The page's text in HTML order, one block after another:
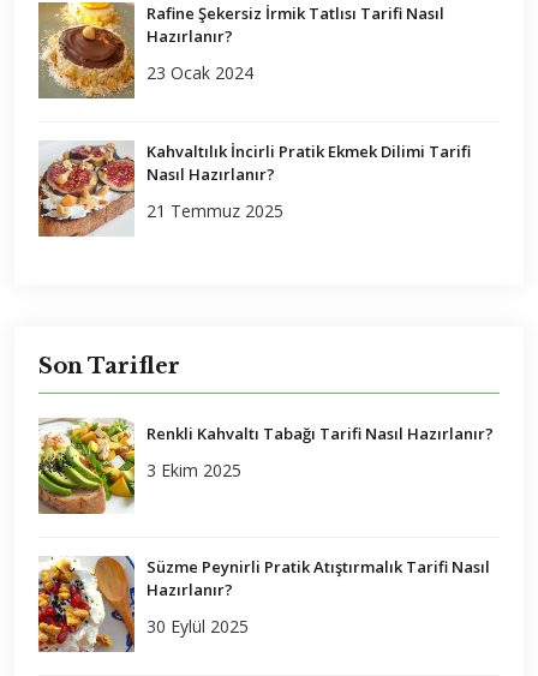
Rafine Şekersiz İrmik Tatlısı Tarifi Nasıl
Hazırlanır?
23 Ocak 2024
Kahvaltılık İncirli Pratik Ekmek Dilimi Tarifi
Nasıl Hazırlanır?
21 Temmuz 2025
Son Tarifler
Renkli Kahvaltı Tabağı Tarifi Nasıl Hazırlanır?
3 Ekim 2025
Süzme Peynirli Pratik Atıştırmalık Tarifi Nasıl
Hazırlanır?
30 Eylül 2025